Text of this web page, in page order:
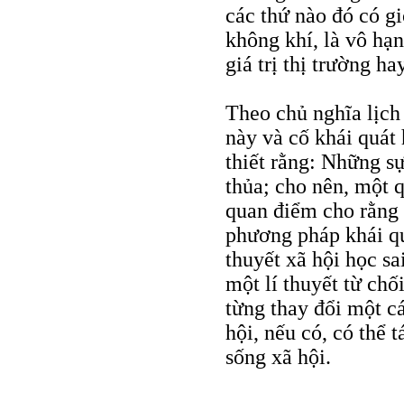
các thứ nào đó có
không khí, là vô
giá trị thị trường
Theo chủ nghĩa lịch
này và cố khái quát
thiết rằng: Những
thủa; cho nên, một
quan điểm cho
phương pháp khái
thuyết xã hội học
một lí thuyết từ
từng thay đổi một
hội, nếu có, có thể
sống xã hội.